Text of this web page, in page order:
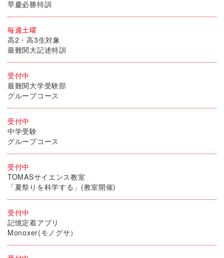
早慶必勝特訓
毎週土曜
高2・高3生対象
最難関大記述特訓
受付中
最難関大学受験部
グループコース
受付中
中学受験
グループコース
受付中
TOMASサイエンス教室
「夏祭りを科学する」(教室開催)
受付中
記憶定着アプリ
Monoxer(モノグサ）